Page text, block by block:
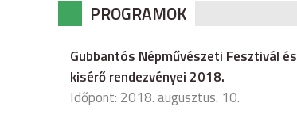
PROGRAMOK
Gubbantós Népművészeti Fesztivál és
kisérő rendezvényei 2018.
Időpont: 2018. augusztus. 10.